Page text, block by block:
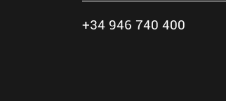
+34 946 740 400